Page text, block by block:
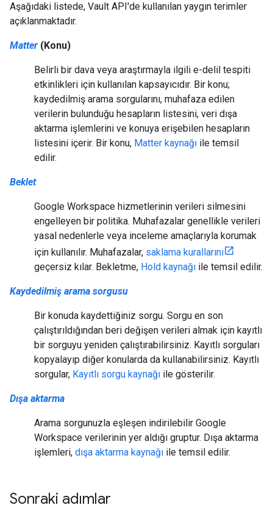
Aşağıdaki listede, Vault API'de kullanılan yaygın terimler
açıklanmaktadır.
Matter (Konu)
Belirli bir dava veya araştırmayla ilgili e-delil tespiti
etkinlikleri için kullanılan kapsayıcıdır. Bir konu;
kaydedilmiş arama sorgularını, muhafaza edilen
verilerin bulunduğu hesapların listesini, veri dışa
aktarma işlemlerini ve konuya erişebilen hesapların
listesini içerir. Bir konu, Matter kaynağı ile temsil
edilir.
Beklet
Google Workspace hizmetlerinin verileri silmesini
engelleyen bir politika. Muhafazalar genellikle verileri
yasal nedenlerle veya inceleme amaçlarıyla korumak
için kullanılır. Muhafazalar, saklama kurallarını
geçersiz kılar. Bekletme, Hold kaynağı ile temsil edilir.
Kaydedilmiş arama sorgusu
Bir konuda kaydettiğiniz sorgu. Sorgu en son
çalıştırıldığından beri değişen verileri almak için kayıtlı
bir sorguyu yeniden çalıştırabilirsiniz. Kayıtlı sorguları
kopyalayıp diğer konularda da kullanabilirsiniz. Kayıtlı
sorgular, Kayıtlı sorgu kaynağı ile gösterilir.
Dışa aktarma
Arama sorgunuzla eşleşen indirilebilir Google
Workspace verilerinin yer aldığı gruptur. Dışa aktarma
işlemleri, dışa aktarma kaynağı ile temsil edilir.
Sonraki adımlar